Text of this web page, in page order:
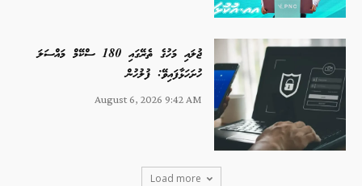
ޖުލައި މަހުގެ ތެރޭގައި 180 ސްކޭމް މައްސަލަ
ހުށަހަޅާފައިވޭ: ފުލުހުން
August 6, 2026 9:42 AM
Load more